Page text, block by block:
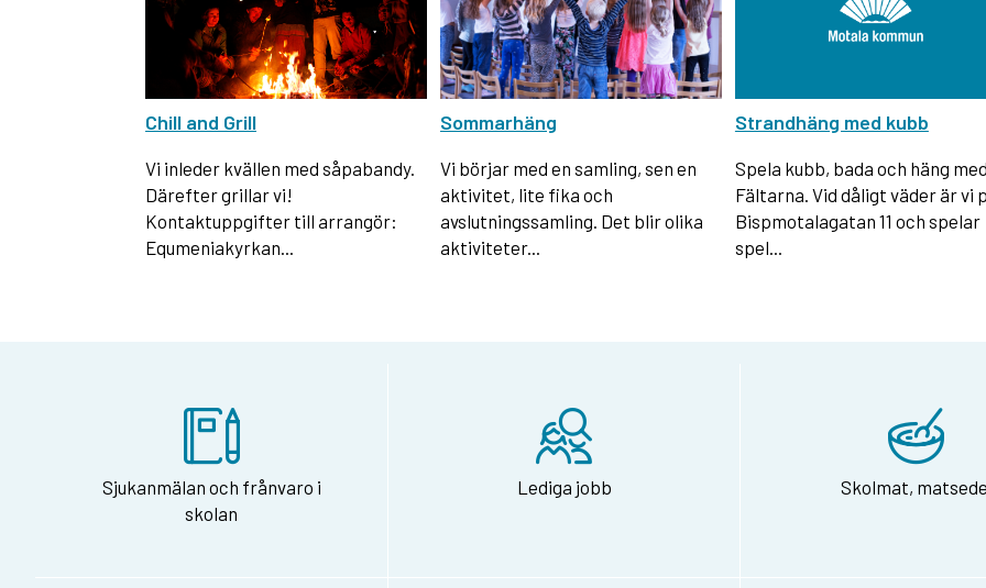
Chill and Grill
Vi inleder kvällen med såpabandy.
Därefter grillar vi!
Kontaktuppgifter till arrangör:
Equmeniakyrkan...
Sommarhäng
Vi börjar med en samling, sen en
aktivitet, lite fika och
avslutningssamling. Det blir olika
aktiviteter...
Strandhäng med kubb
Spela kubb, bada och häng
Fältarna. Vid dåligt väder är vi
Bispmotalagatan 11 och spelar
spel...
Sjukanmälan och frånvaro i
skolan
Lediga jobb Skolmat,